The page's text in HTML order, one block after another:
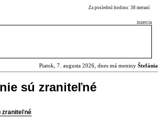
Za poslednú hodinu: 38 meraní
inzercia
Piatok, 7. augusta 2026, dnes má meniny Štefánia
sú zraniteľné
zraniteľné